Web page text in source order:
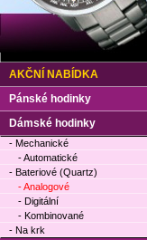
AKČNÍ NABÍDKA
Pánské hodinky
Dámské hodinky
- Mechanické
- Automatické
- Bateriové (Quartz)
- Analogové
- Digitální
- Kombinované
- Na krk